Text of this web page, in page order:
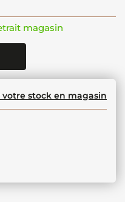
magasin
votre stock en magasin